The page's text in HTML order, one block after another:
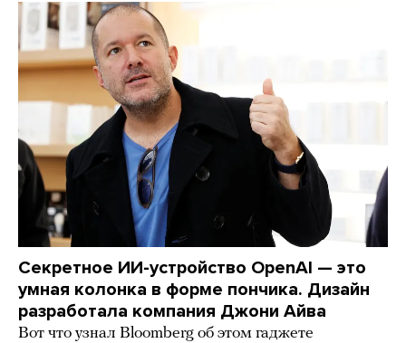
Секретное ИИ-устройство OpenAI — это
умная колонка в форме пончика. Дизайн
разработала компания Джони Айва
Вот что узнал Bloomberg об этом гаджете